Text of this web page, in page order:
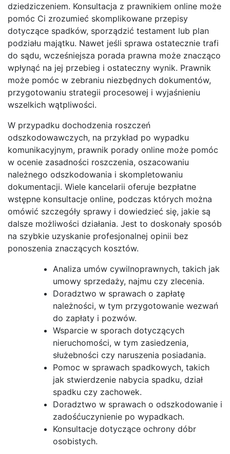
dziedziczeniem. Konsultacja z prawnikiem online może
pomóc Ci zrozumieć skomplikowane przepisy
dotyczące spadków, sporządzić testament lub plan
podziału majątku. Nawet jeśli sprawa ostatecznie trafi
do sądu, wcześniejsza porada prawna może znacząco
wpłynąć na jej przebieg i ostateczny wynik. Prawnik
może pomóc w zebraniu niezbędnych dokumentów,
przygotowaniu strategii procesowej i wyjaśnieniu
wszelkich wątpliwości.
W przypadku dochodzenia roszczeń
odszkodowawczych, na przykład po wypadku
komunikacyjnym, prawnik porady online może pomóc
w ocenie zasadności roszczenia, oszacowaniu
należnego odszkodowania i skompletowaniu
dokumentacji. Wiele kancelarii oferuje bezpłatne
wstępne konsultacje online, podczas których można
omówić szczegóły sprawy i dowiedzieć się, jakie są
dalsze możliwości działania. Jest to doskonały sposób
na szybkie uzyskanie profesjonalnej opinii bez
ponoszenia znaczących kosztów.
Analiza umów cywilnoprawnych, takich jak
umowy sprzedaży, najmu czy zlecenia.
Doradztwo w sprawach o zapłatę
należności, w tym przygotowanie wezwań
do zapłaty i pozwów.
Wsparcie w sporach dotyczących
nieruchomości, w tym zasiedzenia,
służebności czy naruszenia posiadania.
Pomoc w sprawach spadkowych, takich
jak stwierdzenie nabycia spadku, dział
spadku czy zachowek.
Doradztwo w sprawach o odszkodowanie i
zadośćuczynienie po wypadkach.
Konsultacje dotyczące ochrony dóbr
osobistych.